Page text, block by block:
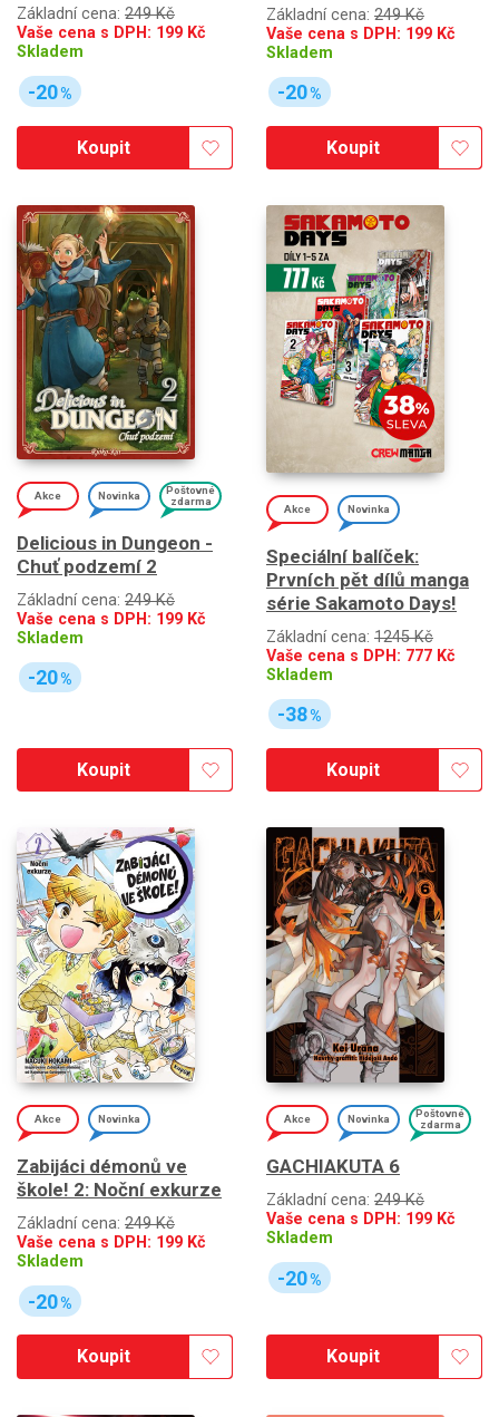
Základní cena: 249 Kč
Vaše cena s DPH: 199 Kč
Skladem
-20%
Koupit
Základní cena: 249 Kč
Vaše cena s DPH: 199 Kč
Skladem
-20%
Koupit
Akce Novinka
Poštovné
zdarma
Delicious in Dungeon -
Chuť podzemí 2
Základní cena: 249 Kč
Vaše cena s DPH: 199 Kč
Skladem
-20%
Koupit
Akce Novinka
Speciální balíček:
Prvních pět dílů manga
série Sakamoto Days!
Základní cena: 1245 Kč
Vaše cena s DPH: 777 Kč
Skladem
-38%
Koupit
Akce Novinka
Zabijáci démonů ve
škole! 2: Noční exkurze
Základní cena: 249 Kč
Vaše cena s DPH: 199 Kč
Skladem
-20%
Koupit
Akce Novinka
Poštovné
zdarma
GACHIAKUTA 6
Základní cena: 249 Kč
Vaše cena s DPH: 199 Kč
Skladem
-20%
Koupit